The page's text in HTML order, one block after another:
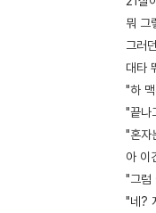
뭐 그
그러
대타
"하
"끝나
"혼자
아 이
"그럼
"네?